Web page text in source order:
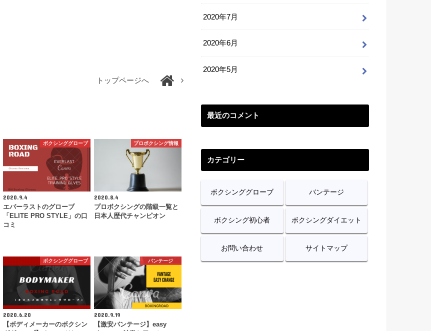
トップページへ
ボクシンググローブ
2020.9.4
エバーラストのグローブ
「ELITE PRO STYLE」の口
コミ
プロボクシング情報
2020.8.4
プロボクシングの階級一覧と
日本人歴代チャンピオン
ボクシンググローブ
2020.6.20
【ボディメーカーのボクシン
バンテージ
2020.9.19
【激安バンテージ】easy
2020年7月
2020年6月
2020年5月
最近のコメント
カテゴリー
ボクシンググローブ バンテージ
ボクシング初心者 ボクシングダイエット
お問い合わせ サイトマップ